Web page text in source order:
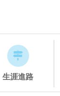
生涯進路